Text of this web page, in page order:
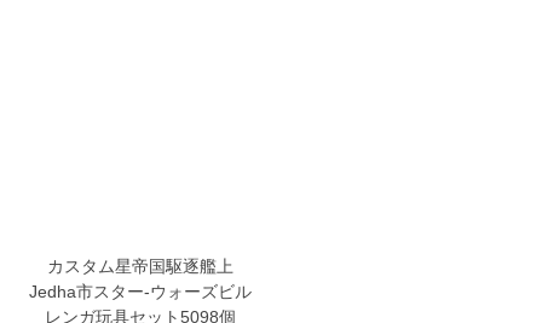
カスタム星帝国駆逐艦上
Jedha市スター-ウォーズビル
レンガ玩具セット5098個